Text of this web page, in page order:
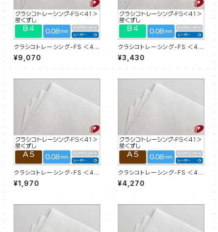
クラシコトレーシング-FS ＜41
＞星くずし 白 B4サイズ/100枚
¥9,070
クラシコトレーシング-FS ＜41
＞星くずし 白 B4サイズ/30枚
¥3,430
クラシコトレーシング-FS ＜41
＞星くずし 白 A5サイズ/30枚
¥1,970
クラシコトレーシング-FS ＜41
＞星くずし 白 A5サイズ/100枚
¥4,270